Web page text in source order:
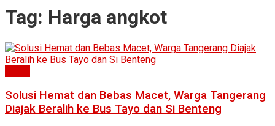
Tag: Harga angkot
Solusi Hemat dan Bebas Macet, Warga Tangerang
Diajak Beralih ke Bus Tayo dan Si Benteng